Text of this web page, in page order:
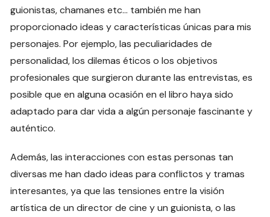
guionistas, chamanes etc… también me han
proporcionado ideas y características únicas para mis
personajes. Por ejemplo, las peculiaridades de
personalidad, los dilemas éticos o los objetivos
profesionales que surgieron durante las entrevistas, es
posible que en alguna ocasión en el libro haya sido
adaptado para dar vida a algún personaje fascinante y
auténtico.
Además, las interacciones con estas personas tan
diversas me han dado ideas para conflictos y tramas
interesantes, ya que las tensiones entre la visión
artística de un director de cine y un guionista, o las